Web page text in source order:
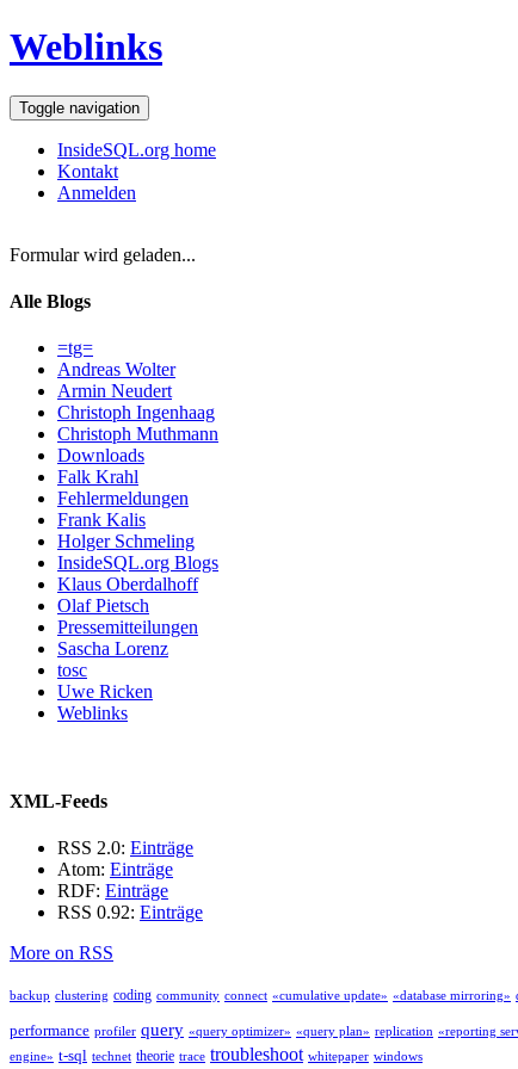
Weblinks
Toggle navigation
InsideSQL.org home
Kontakt
Anmelden
Formular wird geladen...
Alle Blogs
=tg=
Andreas Wolter
Armin Neudert
Christoph Ingenhaag
Christoph Muthmann
Downloads
Falk Krahl
Fehlermeldungen
Frank Kalis
Holger Schmeling
InsideSQL.org Blogs
Klaus Oberdalhoff
Olaf Pietsch
Pressemitteilungen
Sascha Lorenz
tosc
Uwe Ricken
Weblinks
XML-Feeds
RSS 2.0: Einträge
Atom: Einträge
RDF: Einträge
RSS 0.92: Einträge
More on RSS
backup clustering coding community connect «cumulative update» «database mirroring»
performance profiler query «query optimizer» «query plan» replication «reporting
engine» t-sql technet theorie trace troubleshoot whitepaper windows